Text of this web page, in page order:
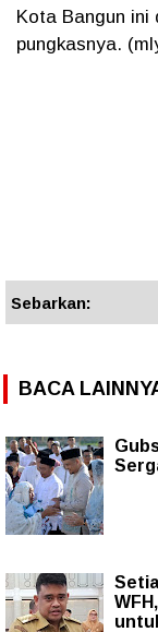
Kota Bangun ini
pungkasnya.
Sebarkan:
BACA